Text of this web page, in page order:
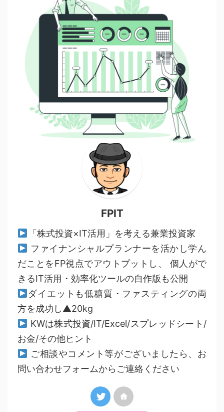
FPIT
「株式投資×IT活用」を考える兼業投資家
ファイナンシャルプランナーを活かし学ん
だことをFP視点でアウトプットし、 個人がで
きるIT活用・効率化ツールの自作版も公開
ダイエットも低糖質・ファスティングの両
方を成功し▲20kg
KWは株式投資/IT/Excel/スプレッドシート/
お金/その他ヒント
ご相談やコメント等がございましたら、お
問い合わせフォームからご連絡ください